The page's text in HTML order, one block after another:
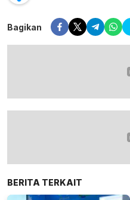
Bagikan
BERITA TERKAIT